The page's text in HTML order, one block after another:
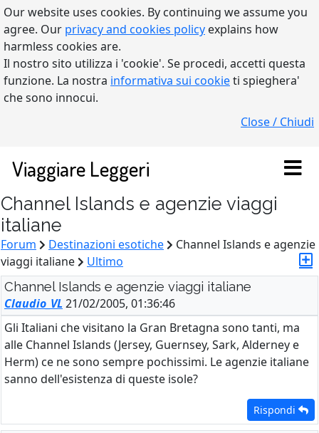
Our website uses cookies. By continuing we assume you
agree. Our privacy and cookies policy explains how
harmless cookies are.
Il nostro sito utilizza i 'cookie'. Se procedi, accetti questa
funzione. La nostra informativa sui cookieti spieghera'
che sono innocui.
Close / Chiudi
Viaggiare Leggeri
Channel Islands e agenzie viaggi
italiane
Forum Destinazioni esotiche
Channel Islands e agenzie
viaggi italiane
Ultimo
Channel Islands e agenzie viaggi italiane
Claudio_VL21/02/2005, 01:36:46
Gli Italiani che visitano la Gran Bretagna sono tanti, ma
alle Channel Islands (Jersey, Guernsey, Sark, Alderney e
Herm) ce ne sono sempre pochissimi. Le agenzie italiane
sanno dell'esistenza di queste isole?
Rispondi